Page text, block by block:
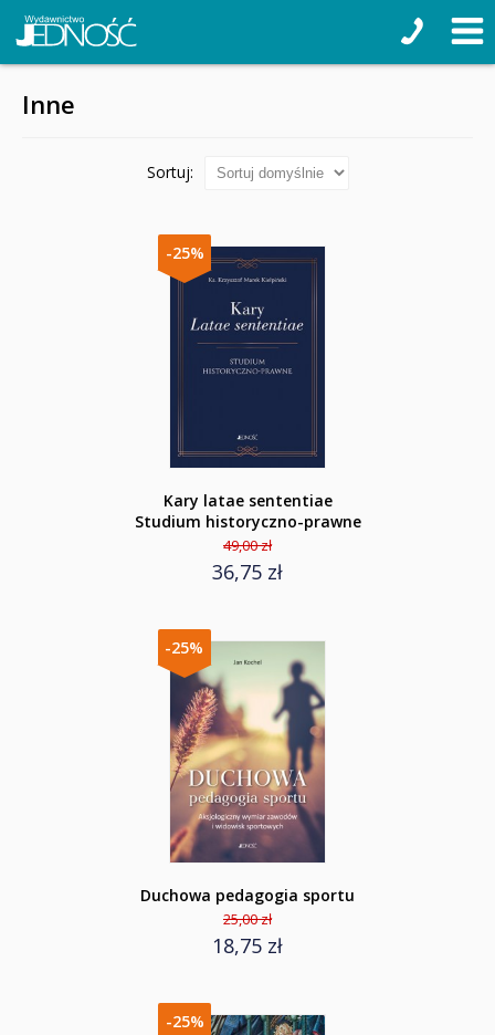
Inne
Sortuj:
-25%
Kary latae sententiae
Studium historyczno-prawne
49,00 zł
36,75 zł
-25%
Duchowa pedagogia sportu
25,00 zł
18,75 zł
-25%